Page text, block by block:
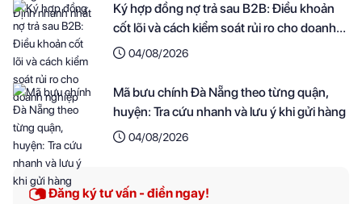
Ký hợp đồng nợ trả sau B2B: Điều khoản
cốt lõi và cách kiểm soát rủi ro cho doanh
nghiệp
04/08/2026
Mã bưu chính Đà Nẵng theo từng quận,
huyện: Tra cứu nhanh và lưu ý khi gửi hàng
04/08/2026
Đăng ký tư vấn - điền ngay!